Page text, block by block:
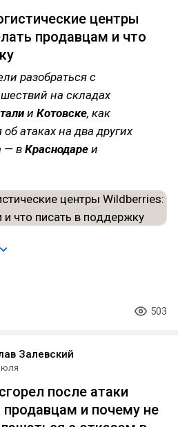
центры
продавцам и что
разобраться с
на складах
и Котовске, как
атаках на два других
— в Краснодаре и
503
Залевский
после атаки
и почему не